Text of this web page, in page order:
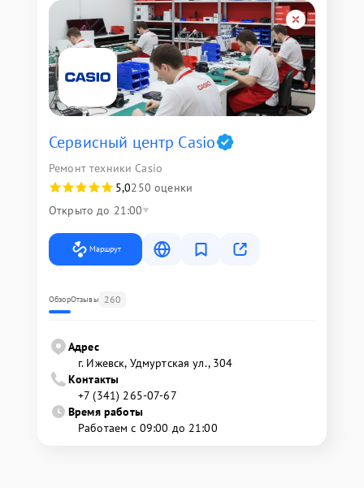
Сервисный центр Casio
Ремонт техники Casio
5,0250 оценки
Открыто до 21:00
Маршрут
ОбзорОтзывы 260
Адрес
г. Ижевск, Удмуртская ул., 304
Контакты
+7 (341) 265-07-67
Время работы
Работаем с 09:00 до 21:00